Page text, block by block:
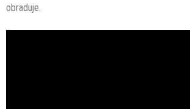
obraduje.